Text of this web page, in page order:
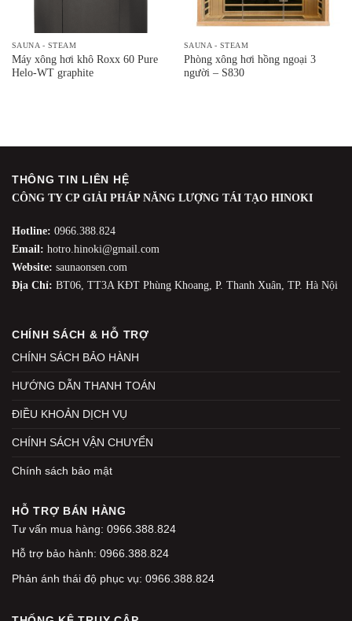
SAUNA - STEAM
Máy xông hơi khô Roxx 60 Pure
Helo-WT graphite
SAUNA - STEAM
Phòng xông hơi hồng ngoại 3
người – S830
THÔNG TIN LIÊN HỆ
CÔNG TY CP GIẢI PHÁP NĂNG LƯỢNG TÁI TẠO HINOKI
Hotline: 0966.388.824
Email: hotro.hinoki@gmail.com
Website: saunaonsen.com
Địa Chỉ: BT06, TT3A KĐT Phùng Khoang, P. Thanh Xuân, TP. Hà Nội
CHÍNH SÁCH & HỖ TRỢ
CHÍNH SÁCH BẢO HÀNH
HƯỚNG DẪN THANH TOÁN
ĐIỀU KHOẢN DỊCH VỤ
CHÍNH SÁCH VẬN CHUYỂN
Chính sách bảo mật
HỖ TRỢ BÁN HÀNG
Tư vấn mua hàng: 0966.388.824
Hỗ trợ bảo hành: 0966.388.824
Phản ánh thái độ phục vụ: 0966.388.824